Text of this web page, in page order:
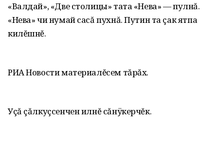
«Валдай», «Две столицы» тата «Нева» — пулнă.
«Нева» чи нумай сасă пухнă. Путин та çак ятпа
килĕшнĕ.
РИА Новости материалĕсем тăрăх.
Уçă çăлкуçсенчен илнĕ сăнÿкерчĕк.